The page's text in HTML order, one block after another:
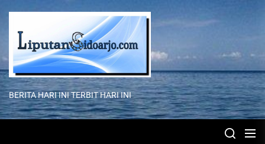
content
BERITA HARI INI TERBIT HARI INI